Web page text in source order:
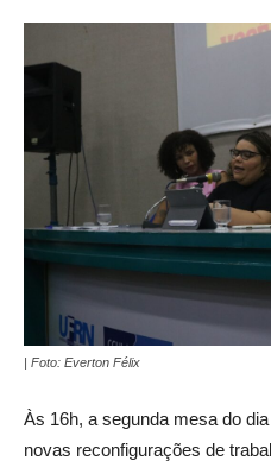
| Foto: Everton Félix
Às 16h, a segunda mesa do
novas reconfigurações de